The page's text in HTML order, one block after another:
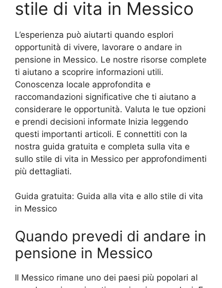
stile di vita in Messico
L’esperienza può aiutarti quando esplori
opportunità di vivere, lavorare o andare in
pensione in Messico. Le nostre risorse complete
ti aiutano a scoprire informazioni utili.
Conoscenza locale approfondita e
raccomandazioni significative che ti aiutano a
considerare le opportunità. Valuta le tue opzioni
e prendi decisioni informate Inizia leggendo
questi importanti articoli. E connettiti con la
nostra guida gratuita e completa sulla vita e
sullo stile di vita in Messico per approfondimenti
più dettagliati.
Guida gratuita: Guida alla vita e allo stile di vita
in Messico
Quando prevedi di andare in
pensione in Messico
Il Messico rimane uno dei paesi più popolari al